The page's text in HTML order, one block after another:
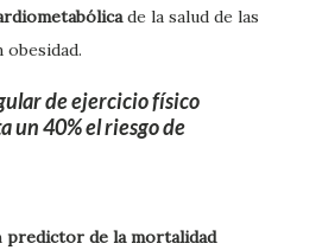
de la salud de las
obesidad.
de ejercicio físico
un 40% el riesgo de
predictor de la mortalidad